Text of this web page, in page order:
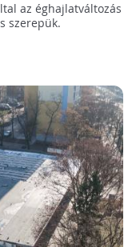
az éghajlatváltozás
szerepük.